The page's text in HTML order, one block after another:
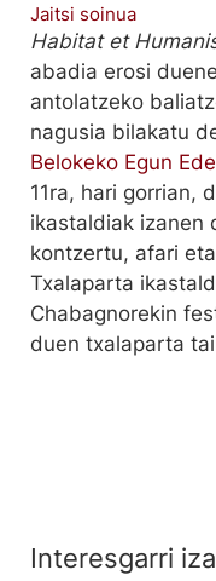
Jaitsi soinua
Habitat et
abadia erosi
antolatzeko
nagusia bilakatu
Belokeko Egun
11ra, hari gorrian,
ikastaldiak izanen
kontzertu, afari
Txalaparta
Chabagnorekin
duen txalaparta
Interesgarri